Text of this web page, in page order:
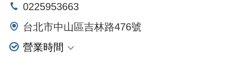
0225953663
台北市中山區吉林路476號
營業時間